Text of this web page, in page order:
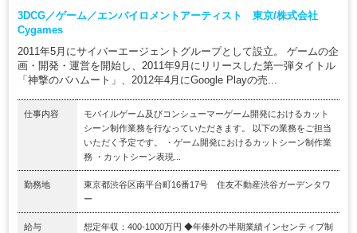
3DCG／ゲーム／エンバイロメントアーティスト 東京/株式会社
Cygames
2011年5月にサイバーエージェントグループとして設立。 ゲームの企
画・開発・運営を開始し、2011年9月にリリースした第一弾タイトル
「神撃のバハムート」、2012年4月にGoogle Playの売...
仕事内容
モバイルゲーム及びコンシューマーゲーム開発におけるカット
シーン制作業務を行なっていただきます。 以下の業務をご担当
いただく予定です。 ・ゲーム開発におけるカットシーン制作業
務 ・カットシーン表現...
勤務地
東京都渋谷区南平台町16番17号 住友不動産渋谷ガーデンタワ
ー
給与
想定年収：400-1000万円 ◆年俸外の半期業績インセンティブ制